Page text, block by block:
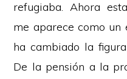
refugiaba. Ahora
me aparece como un
ha cambiado la
De la pensión a la